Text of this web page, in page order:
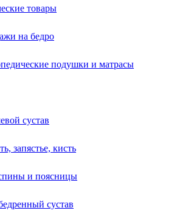
товары
на бедро
подушки и матрасы
сустав
запястье, кисть
и поясницы
сустав